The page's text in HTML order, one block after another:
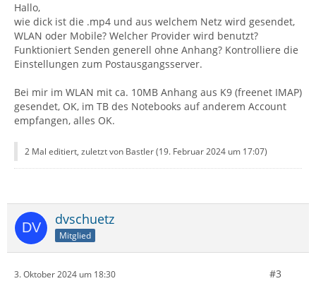
Hallo,
wie dick ist die .mp4 und aus welchem Netz wird gesendet,
WLAN oder Mobile? Welcher Provider wird benutzt?
Funktioniert Senden generell ohne Anhang? Kontrolliere die
Einstellungen zum Postausgangsserver.
Bei mir im WLAN mit ca. 10MB Anhang aus K9 (freenet IMAP)
gesendet, OK, im TB des Notebooks auf anderem Account
empfangen, alles OK.
2 Mal editiert, zuletzt von Bastler (19. Februar 2024 um 17:07)
dvschuetz
Mitglied
3. Oktober 2024 um 18:30 #3